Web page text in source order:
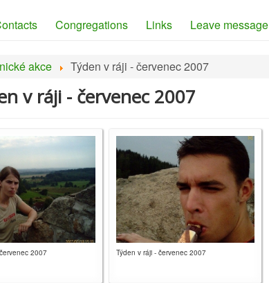
Congregations Links Leave message
akce Týden v ráji - červenec 2007
v ráji - červenec 2007
2007 Týden v ráji - červenec 2007